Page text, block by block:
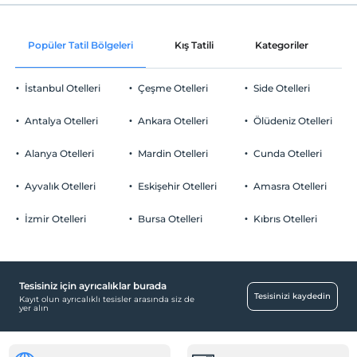
Plaj Havlusu
Sadece ortak alanlar
Sigara içilmeyen odalar
Çalışma Alanları
Check/in
Check/out
En geç saat 12:00 ve öncesi
Evcil Hayvan
2 yaşına kadar olan bebekler ücretsizdir.
Her bir oda için 2. çocuk 3 yaşına kadar ücretsizdir
Popüler Tatil Bölgeleri Kış Tatili Kategoriler
İstanbul Otelleri
Antalya Otelleri
Alanya Otelleri
Ayvalık Otelleri
İzmir Otelleri
Çeşme Otelleri
Ankara Otelleri
Mardin Otelleri
Eskişehir Otelleri
Bursa Otelleri
Side Otelleri
Ölüdeniz Otelleri
Cunda Otelleri
Amasra Otelleri
Kıbrıs Otelleri
Tesisiniz için ayrıcalıklar burada
Kayıt olun ayrıcalıklı tesisler arasında siz de
yer alın
Tesisinizi kaydedin